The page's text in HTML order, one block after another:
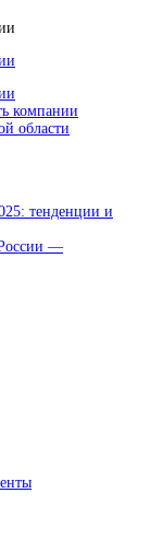
компании
области
тенденции и
—